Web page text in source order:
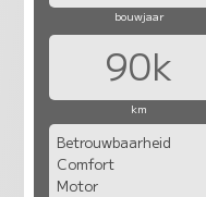
bouwjaar
90k
km
Betrouwbaarheid
Comfort
Motor